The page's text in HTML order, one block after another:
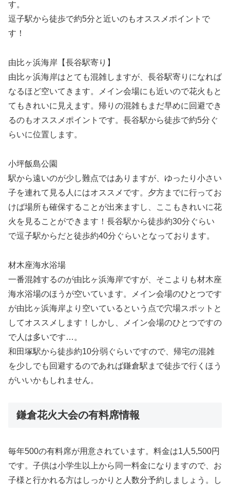
す。
逗子駅から徒歩で約5分と近いのもオススメポイントで
す！
由比ヶ浜海岸【長谷駅寄り】
由比ヶ浜海岸はとても混雑しますが、長谷駅寄りになれば
なるほど空いてきます。メイン会場にも近いので花火もと
てもきれいに見えます。帰りの混雑もまだ早めに回避でき
るのもオススメポイントです。長谷駅から徒歩で約5分ぐ
らいに位置します。
小坪飯島公園
駅から遠いのが少し難点ではありますが、ゆったり小さい
子を連れて見る人にはオススメです。夕方までに行ってお
けば場所も確保することが出来ますし、ここもきれいに花
火を見ることができます！長谷駅から徒歩約30分ぐらい
で逗子駅からだと徒歩約40分ぐらいとなっております。
材木座海水浴場
一番混雑するのが由比ヶ浜海岸ですが、そこよりも材木座
海水浴場のほうが空いています。メイン会場のひとつです
が由比ヶ浜海岸より空いているという点で穴場スポットと
してオススメします！しかし、メイン会場のひとつですの
で人は多いです…。
和田塚駅から徒歩約10分弱ぐらいですので、帰宅の混雑
を少しでも回避するのであれば鎌倉駅まで徒歩で行くほう
がいいかもしれません。
鎌倉花火大会の有料席情報
毎年500の有料席が用意されています。料金は1人5,500円
です。子供は小学生以上から同一料金になりますので、お
子様と行かれる方はしっかりと人数分予約しましょう。し